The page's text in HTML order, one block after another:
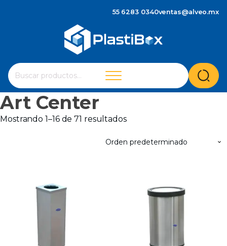
55 6283 0340ventas@alveo.mx
Buscar
por:
Cuando hay resultados autocompletados, puedes
Art Center
Mostrando 1–16 de 71 resultados